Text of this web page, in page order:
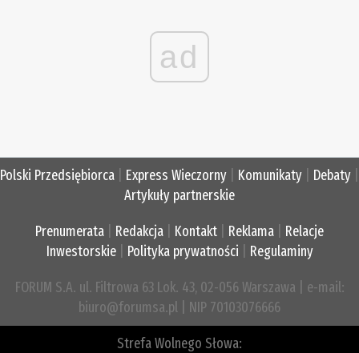
ad
Polski Przedsiębiorca Express Wieczorny Komunikaty Debaty
Artykuły partnerskie
Prenumerata Redakcja Kontakt Reklama
Relacje
Inwestorskie| Polityka prywatności Regulaminy
FORUM S.A. ul. Filtrowa 63 Lok. 43, 02-056 Warszawa | e-mail:
biuro@forumsa.pl | NIP 70103076666
Strefa Wolnego Słowa: